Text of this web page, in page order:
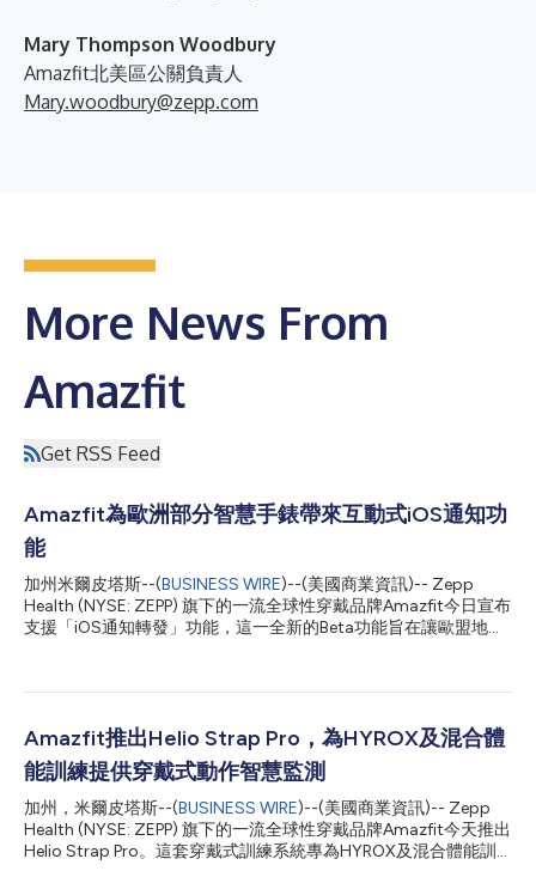
Mary Thompson Woodbury
Amazfit北美區公關負責人
Mary.woodbury@zepp.com
More News From
Amazfit
Get RSS Feed
Amazfit為歐洲部分智慧手錶帶來互動式iOS通知功
能
加州米爾皮塔斯--(BUSINESS WIRE)--(美國商業資訊)-- Zepp
Health (NYSE: ZEPP) 旗下的一流全球性穿戴品牌Amazfit今日宣布
支援「iOS通知轉發」功能，這一全新的Beta功能旨在讓歐盟地區
手錶上與可接收的通知進行互動。根據通知類型的不同，使用者可
看來自攝影機、門鈴及其他警報的影像。 「iOS通知轉發」功能將
首先在以下裝置推出： Amazfit Cheetah 2 Ultra Amazfit Balance
Ultra Amazfit Balance 3 預計後續將支援Amazfit Bip Max、Active
3 Premium、Cheetah 2 Pro、T-Rex 3、T-Rex 3 Pro、T-Rex Ultra
2和Balance 2等機型。 符合條件的使用者在更新Zepp App和手錶
韌體後即可啟用此功能。使用者可透過Zepp App中的設定提示...
Amazfit推出Helio Strap Pro，為HYROX及混合體
能訓練提供穿戴式動作智慧監測
加州，米爾皮塔斯--(BUSINESS WIRE)--(美國商業資訊)-- Zepp
Health (NYSE: ZEPP) 旗下的一流全球性穿戴品牌Amazfit今天推出
Helio Strap Pro。這套穿戴式訓練系統專為HYROX及混合體能訓